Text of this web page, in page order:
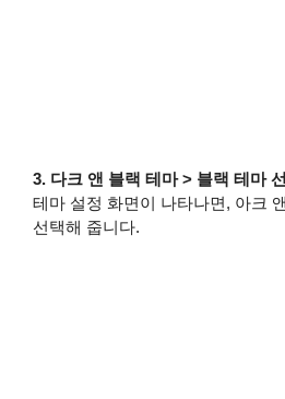
3. 다크 앤 블랙 테마 > 블랙 테마
테마 설정 화면이 나타나면, 아크
선택해 줍니다.